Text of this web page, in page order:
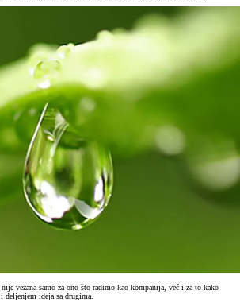
vezana samo za ono što radimo kao kompanija, već i za to kako
deljenjem ideja sa drugima.